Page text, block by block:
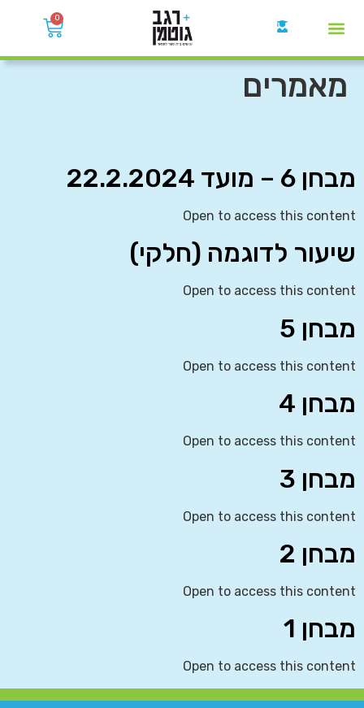
0
מאמרים
מבחן 6 – מועד 22.2.2024
Open to access this content
שיעור לדוגמה (חלקי)
Open to access this content
מבחן 5
Open to access this content
מבחן 4
Open to access this content
מבחן 3
Open to access this content
מבחן 2
Open to access this content
מבחן 1
Open to access this content